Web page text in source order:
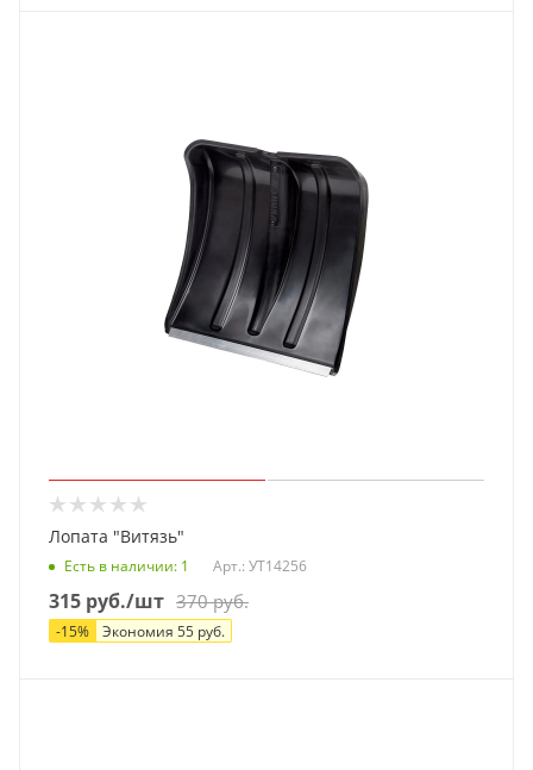
Лопата "Витязь"
Есть в наличии: 1 Арт.: УТ14256
315 руб./шт 370руб.
-15% Экономия 55 руб.